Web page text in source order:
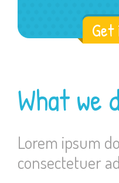
What we
Lorem ipsum
consectetuer